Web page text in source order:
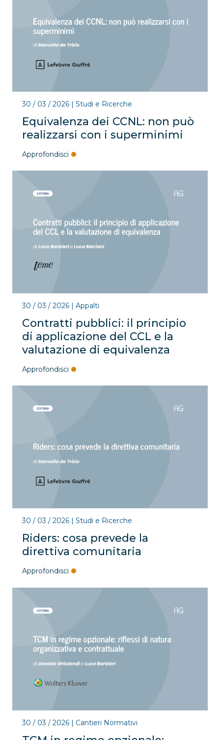
Equivalenza dei CCNL: non può
realizzarsi con i superminimi
30 / 03 / 2026| Studi e Ricerche
Approfondisci
Contratti pubblici: il principio
di applicazione del CCL e la
valutazione di equivalenza
30 / 03 / 2026| Appalti
Approfondisci
Riders: cosa prevede la
direttiva comunitaria
30 / 03 / 2026| Studi e Ricerche
Approfondisci
30 / 03 / 2026| Cantieri Normativi